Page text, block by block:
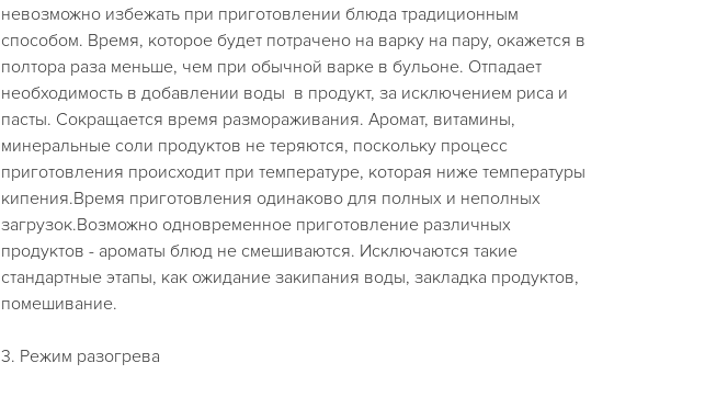
невозможно избежать при приготовлении блюда традиционным
способом. Время, которое будет потрачено на варку на пару, окажется в
полтора раза меньше, чем при обычной варке в бульоне. Отпадает
необходимость в добавлении воды в продукт, за исключением риса и
пасты. Сокращается время размораживания. Аромат, витамины,
минеральные соли продуктов не теряются, поскольку процесс
приготовления происходит при температуре, которая ниже температуры
кипения.Время приготовления одинаково для полных и неполных
загрузок.Возможно одновременное приготовление различных
продуктов - ароматы блюд не смешиваются. Исключаются такие
стандартные этапы, как ожидание закипания воды, закладка продуктов,
помешивание.
3. Режим разогрева